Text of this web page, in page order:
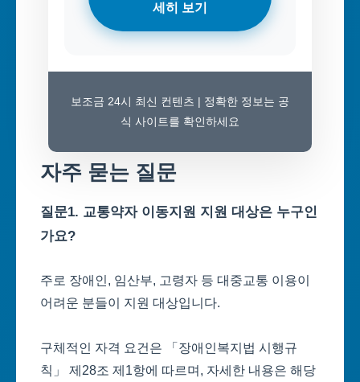
세히 보기
보조금 24시 최신 컨텐츠 | 정확한 정보는 공
식 사이트를 확인하세요
자주 묻는 질문
질문1. 교통약자 이동지원 지원 대상은 누구인
가요?
주로 장애인, 임산부, 고령자 등 대중교통 이용이
어려운 분들이 지원 대상입니다.
구체적인 자격 요건은 「장애인복지법 시행규
칙」 제28조 제1항에 따르며, 자세한 내용은 해당